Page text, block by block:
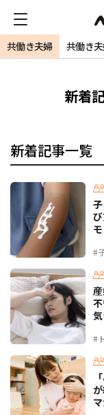
共働き夫婦 共働き
新着
新着記事一覧
#
#